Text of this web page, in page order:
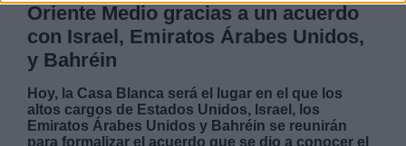
Oriente Medio gracias a un acuerdo
con Israel, Emiratos Árabes Unidos,
y Bahréin
Hoy, la Casa Blanca será el lugar en el que los
altos cargos de Estados Unidos, Israel, los
Emiratos Árabes Unidos y Bahréin se reunirán
para formalizar el acuerdo que se dio a conocer el